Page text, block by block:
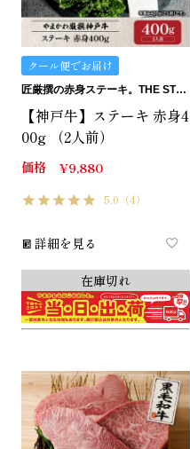
クール便でお届け
匠厳撰の赤身ステーキ。THE STEAK.
【神戸牛】ステーキ 赤身4
00g （2人前）
価格 ¥9,880
5.0 （4）
詳細を見る
在庫切れ